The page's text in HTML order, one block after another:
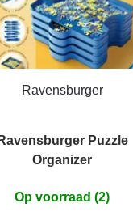
Ravensburger
Ravensburger Puzzle
Organizer
Op voorraad (2)